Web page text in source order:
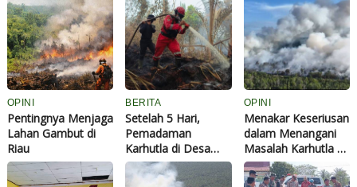
OPINI
Pentingnya Menjaga
Lahan Gambut di
Riau
BERITA
Setelah 5 Hari,
Pemadaman
Karhutla di Desa
Sekodi Bengkalis
Akhirnya Berhasil
OPINI
Menakar Keseriusan
dalam Menangani
Masalah Karhutla di
Riau